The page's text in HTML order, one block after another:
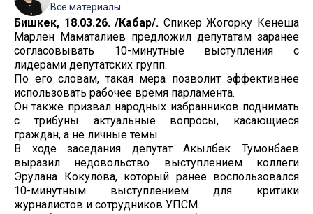
Все материалы
Бишкек, 18.03.26. /Кабар/. Спикер Жогорку Кенеша
Марлен Маматалиев предложил депутатам заранее
согласовывать 10-минутные выступления с
лидерами депутатских групп.
По его словам, такая мера позволит эффективнее
использовать рабочее время парламента.
Он также призвал народных избранников поднимать
с трибуны актуальные вопросы, касающиеся
граждан, а не личные темы.
В ходе заседания депутат Акылбек Тумонбаев
выразил недовольство выступлением коллеги
Эрулана Кокулова, который ранее воспользовался
10-минутным выступлением для критики
журналистов и сотрудников УПСМ.